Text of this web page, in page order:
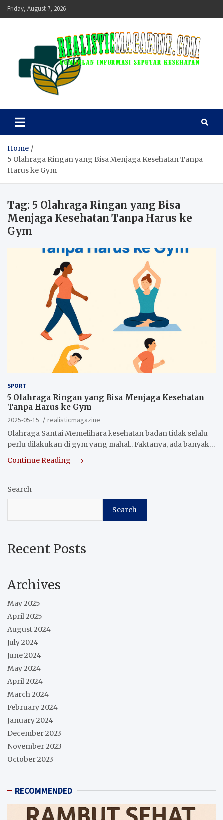
Skip
to
Friday, August 7, 2026
realisticmagazine
Home
5 Olahraga Ringan yang Bisa Menjaga Kesehatan Tanpa
Harus ke Gym
Tag: 5 Olahraga Ringan yang Bisa
Menjaga Kesehatan Tanpa Harus ke
Gym
SPORT
5 Olahraga Ringan yang Bisa Menjaga Kesehatan
Tanpa Harus ke Gym
2025-05-15
realisticmagazine
Olahraga Santai Memelihara kesehatan badan tidak selalu
perlu dilakukan di gym yang mahal.. Faktanya, ada banyak…
Continue Reading
Search
Search
Recent Posts
Archives
May 2025
April 2025
August 2024
July 2024
June 2024
May 2024
April 2024
March 2024
February 2024
January 2024
December 2023
November 2023
October 2023
RECOMMENDED